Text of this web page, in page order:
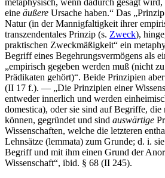
eine äußere Ursache haben.“ Das
Natur (in der Mannigfaltigkeit ihrer
transzendentales Prinzip (s. Zweck),
praktischen Zweckmäßigkeit“ ein
Begriff eines Begehrungsvermögens als
„empirisch gegeben werden muß (nicht
Prädikaten gehört)“. Beide Prinzipien
(II 17 f.). — „Die Prinzipien einer
entweder innerlich und werden
domestica), oder sie sind auf Begriffe,
können, gegründet und sind auswärtige
Wissenschaften, welche die letzteren
Lehnsätze (lemmata) zum Grunde; d. i.
Begriff und mit ihm einen Grund der
Wissenschaft“, ibid. § 68 (II 245).